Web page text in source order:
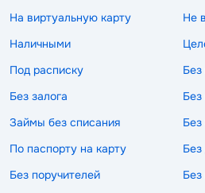
На виртуальную карту
Не
Наличными
Под расписку
Без залога
Без
Займы без списания
По паспорту на карту
Без
Без поручителей
Без